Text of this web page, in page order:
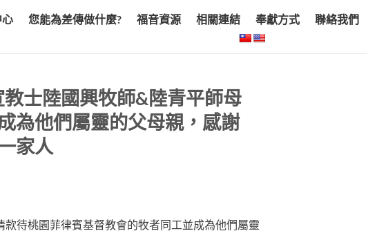
您能為差傳做什麼? 福音資源 相關連結 奉獻方式 聯絡我們
士陸國興牧師&陸青平師母
為他們屬靈的父母親，感謝
家人
待桃園菲律賓基督教會的牧者同工並成為他們屬靈